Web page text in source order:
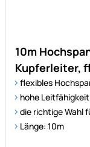
10m
Kupferleiter,
flexibles
hohe
die richtige Wahl
Länge: 10m